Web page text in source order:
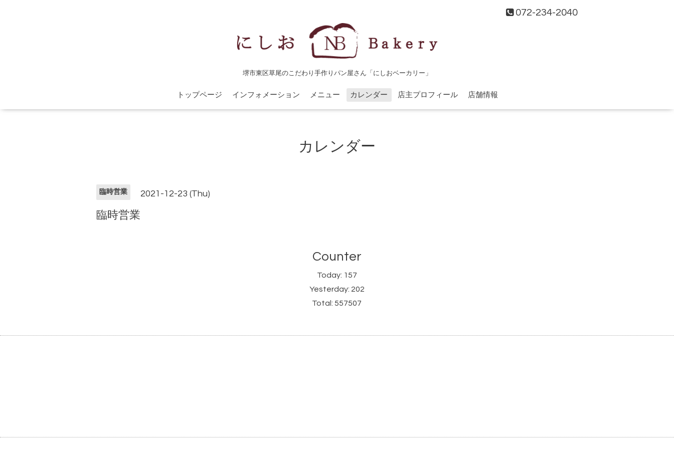
072-234-2040
堺市東区草尾のこだわり手作りパン屋さん「にしおベーカリー」
トップページ インフォメーション メニュー カレンダー 店主プロフィール 店舗情報
カレンダー
臨時営業 2021-12-23 (Thu)
臨時営業
Counter
Today: 157
Yesterday: 202
Total:557507